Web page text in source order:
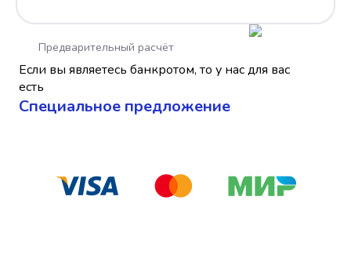
Если вы являетесь банкротом, то у нас для вас
есть
Cпециальное предложение
Предварительный расчёт